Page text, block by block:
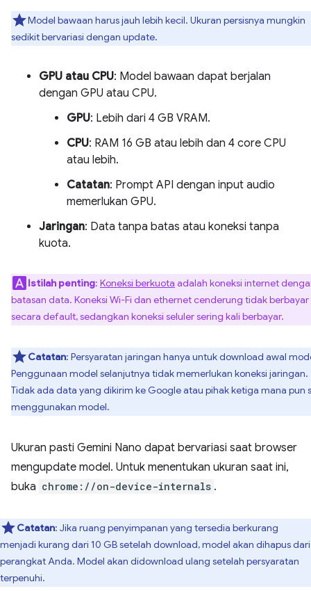
Model bawaan harus jauh lebih kecil. Ukuran persisnya mungkin
sedikit bervariasi dengan update.
GPU atau CPU: Model bawaan dapat berjalan
dengan GPU atau CPU.
GPU: Lebih dari 4 GB VRAM.
CPU: RAM 16 GB atau lebih dan 4 core CPU
atau lebih.
Catatan: Prompt API dengan input audio
memerlukan GPU.
Jaringan: Data tanpa batas atau koneksi tanpa
kuota.
Istilah penting: Koneksi berkuota adalah koneksi internet
batasan data. Koneksi Wi-Fi dan ethernet cenderung tidak berbayar
secara default, sedangkan koneksi seluler sering kali berbayar.
Catatan: Persyaratan jaringan hanya untuk download awal
Penggunaan model selanjutnya tidak memerlukan koneksi jaringan.
Tidak ada data yang dikirim ke Google atau pihak ketiga mana pun
menggunakan model.
Ukuran pasti Gemini Nano dapat bervariasi saat browser
mengupdate model. Untuk menentukan ukuran saat ini,
buka chrome://on-device-internals .
Catatan: Jika ruang penyimpanan yang tersedia berkurang
menjadi kurang dari 10 GB setelah download, model akan dihapus dari
perangkat Anda. Model akan didownload ulang setelah persyaratan
terpenuhi.